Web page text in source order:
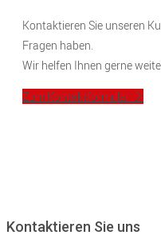
Kontaktieren Sie unseren
Fragen haben.
Wir helfen Ihnen gerne
Zum Kontaktformular
Kontaktieren Sie uns